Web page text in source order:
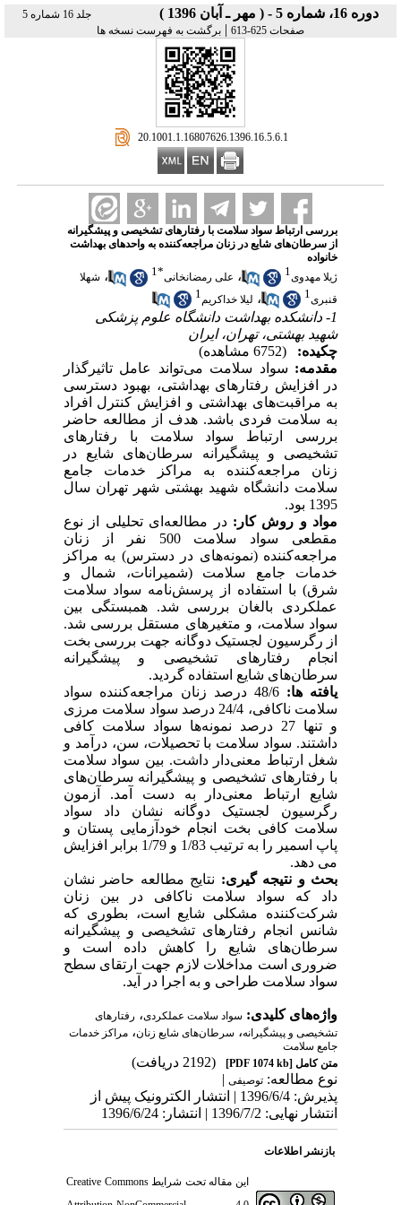
دوره 16، شماره 5 - ( مهر ـ آبان 1396 )
جلد 16 شماره 5
صفحات 625-613
| برگشت به فهرست نسخه ها
‎ 20.1001.1.16807626.1396.16.5.6.1
بررسی ارتباط سواد سلامت با رفتارهای تشخیصی و پیشگیرانه
از سرطان‌های شایع در زنان مراجعه‌کننده به واحدهای بهداشت
خانواده
ژیلا مهدوی1 ، علی رمضانخانی*
1 ، شهلا
قنبری 1 ، لیلا خداکریم 1
1- دانشکده بهداشت دانشگاه علوم پزشکی
شهید بهشتی، تهران، ایران
چکیده:
(6752 مشاهده)
مقدمه: سواد سلامت می‌تواند عامل تاثیرگذار
در افزایش رفتارهای بهداشتی، بهبود دسترسی
به مراقبت‌های بهداشتی و افزایش کنترل افراد
به سلامت فردی باشد. هدف از مطالعه حاضر
بررسی ارتباط سواد سلامت با رفتارهای
تشخیصی و پیشگیرانه سرطان‌های شایع در
زنان مراجعه‌کننده به مراکز خدمات جامع
سلامت دانشگاه شهید بهشتی شهر تهران سال
1395 بود.
مواد و روش کار:در مطالعه‌ای تحلیلی از نوع
مقطعی سواد سلامت 500 نفر از زنان
مراجعه‌کننده (نمونه‌های در دسترس) به مراکز
خدمات جامع سلامت (شمیرانات، شمال و
شرق) با استفاده از پرسش‌نامه سواد سلامت
عملکردی بالغان بررسی شد. همبستگی بین
سواد سلامت، و متغیرهای مستقل بررسی شد.
از رگرسیون لجستیک دوگانه جهت بررسی بخت
انجام رفتارهای تشخیصی و پیشگیرانه
سرطان‌های شایع استفاده گردید.
یافته ها:
48/6 درصد زنان مراجعه‌کننده سواد
سلامت ناکافی، 24/4 درصد سواد سلامت مرزی
و تنها 27 درصد نمونه‌ها سواد سلامت کافی
داشتند. سواد سلامت با تحصیلات، سن، درآمد و
شغل ارتباط معنی‌دار داشت. بین سواد سلامت
با رفتارهای تشخیصی و پیشگیرانه سرطان‌های
شایع ارتباط معنی‌دار به دست آمد. آزمون
رگرسیون لجستیک دوگانه نشان داد سواد
سلامت کافی بخت انجام خودآزمایی پستان و
پاپ اسمیر را به ترتیب 1/83 و 1/79 برابر افزایش
می دهد.
بحث و نتیجه گیری: نتایج مطالعه حاضر نشان
داد که سواد سلامت ناکافی در بین زنان
شرکت‌کننده مشکلی شایع است، بطوری که
شانس انجام رفتارهای تشخیصی و پیشگیرانه
سرطان‌های شایع را کاهش داده است و
ضروری است مداخلات لازم جهت ارتقای سطح
سواد سلامت طراحی و به اجرا در آید.
واژه‌های کلیدی: سواد سلامت عملکردی، رفتارهای
تشخیصی و پیشگیرانه، سرطان‌های شایع زنان، مراکز خدمات
جامع سلامت
متن کامل[PDF 1074 kb]
(2192 دریافت)
نوع مطالعه: توصیفی|
پذیرش: 1396/6/4 | انتشار الکترونیک پیش از
انتشار نهایی: 1396/7/2 | انتشار: 1396/6/24
بازنشر اطلاعات
این مقاله تحت شرایطCreative Commons